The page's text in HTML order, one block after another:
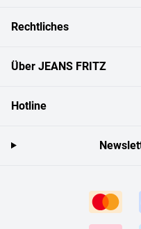
Rechtliches
Über JEANS FRITZ
Hotline